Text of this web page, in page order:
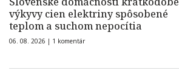
výkyvy cien elektriny spôsobené
teplom a suchom nepocítia
06. 08. 2026 | 1 komentár